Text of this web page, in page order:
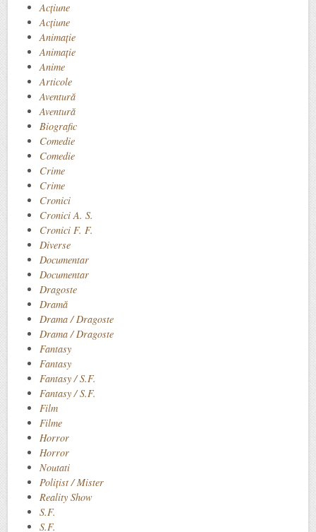
Acţiune
Acțiune
Animaţie
Animație
Anime
Articole
Aventură
Aventură
Biografic
Comedie
Comedie
Crime
Crime
Cronici
Cronici A. S.
Cronici F. F.
Diverse
Documentar
Documentar
Dragoste
Dramă
Drama / Dragoste
Drama / Dragoste
Fantasy
Fantasy
Fantasy / S.F.
Fantasy / S.F.
Film
Filme
Horror
Horror
Noutati
Polițist / Mister
Reality Show
S.F.
S.F.